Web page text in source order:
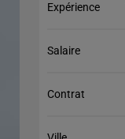
Expérience
Salaire
Contrat